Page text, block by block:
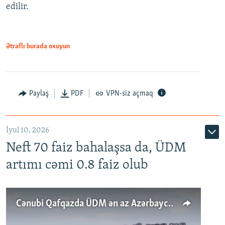
edilir.
Ətraflı burada oxuyun
Paylaş PDF VPN-siz açmaq
İyul 10, 2026
Neft 70 faiz bahalaşsa da, ÜDM
artımı cəmi 0.8 faiz olub
Cənubi Qafqazda ÜDM ən az Azərbaycanda artır: Qonşuları niyə Bakını qabaqlaya bilir?